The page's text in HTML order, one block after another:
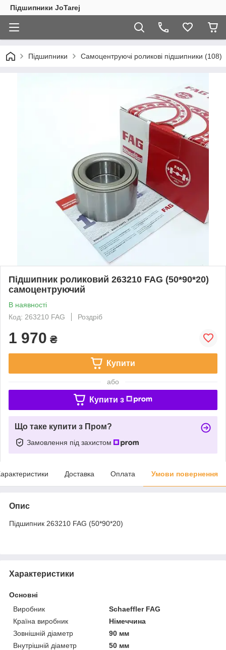
Підшипники JoTarej
Підшипники Самоцентруючі роликові підшипники (108)
Підшипник роликовий 263210 FAG (50*90*20)
самоцентруючий
В наявності
Код: 263210 FAG
Роздріб
1 970 ₴
Купити
або
Купити з
Що таке купити з Пром?
Замовлення під захистом
Доставка Оплата Умови повернення
Опис
Підшипник 263210 FAG (50*90*20)
Характеристики
Основні
Виробник
Schaeffler FAG
Країна виробник
Німеччина
Зовнішній діаметр
90 мм
Внутрішній діаметр
50 мм